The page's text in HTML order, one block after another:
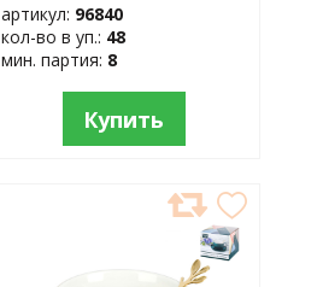
артикул: 96840
кол-во в уп.: 48
мин. партия: 8
Купить